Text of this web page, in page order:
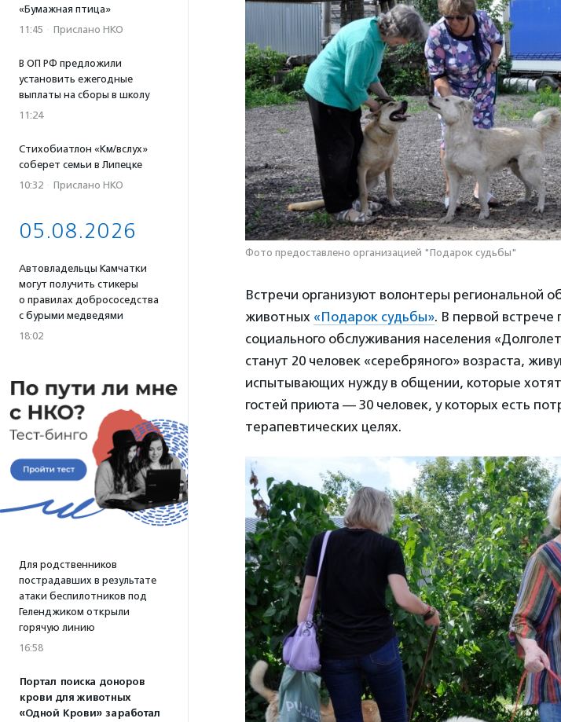
«Бумажная птица»
11:45 · Прислано НКО
В ОП РФ предложили
установить ежегодные
выплаты на сборы в школу
11:24
Стихобиатлон «Км/вслух»
соберет семьи в Липецке
10:32 · Прислано НКО
05.08.2026
Автовладельцы Камчатки
могут получить стикеры
о правилах добрососедства
с бурыми медведями
18:02
Для родственников
пострадавших в результате
атаки беспилотников под
Геленджиком открыли
горячую линию
16:58
Портал поиска доноров
крови для животных
«Одной Крови» заработал
Фото предоставлено организацией "Подарок судьбы"
Встречи организуют волонтеры региональной
животных «Подарок судьбы». В первой встрече
социального обслуживания населения
станут 20 человек «серебряного» возраста,
испытывающих нужду в общении, которые хотят
гостей приюта — 30 человек, у которых есть
терапевтических целях.